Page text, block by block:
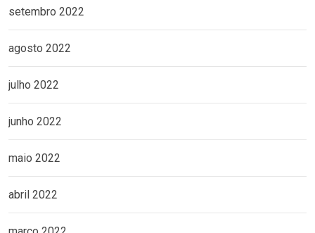
setembro 2022
agosto 2022
julho 2022
junho 2022
maio 2022
abril 2022